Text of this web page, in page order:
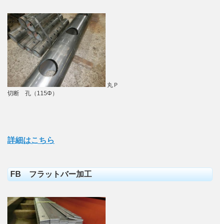
丸Ｐ
切断 孔（115Φ）
詳細はこちら
FB フラットバー加工